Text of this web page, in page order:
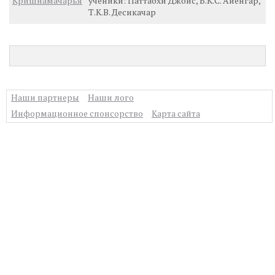
Т.К.В. Десикачар
Наши партнеры
Наши лого
Информационное спонсорство
Карта сайта